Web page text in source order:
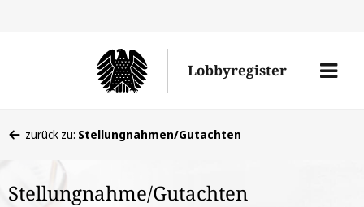
Lobbyregister
Menü
befinden
hier:
zurück zu: Stellungnahmen/Gutachten
Stellungnahme/Gutachten